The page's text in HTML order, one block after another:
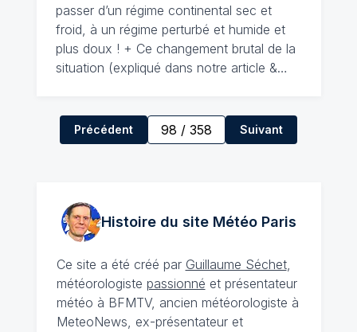
passer d’un régime continental sec et
froid, à un régime perturbé et humide et
plus doux ! + Ce changement brutal de la
situation (expliqué dans notre article &…
Précédent 98 / 358 Suivant
Histoire du site MétéoParis
Ce site a été créé par Guillaume Séchet,
météorologiste passionné et présentateur
météo à BFMTV, ancien météorologiste à
MeteoNews, ex-présentateur et